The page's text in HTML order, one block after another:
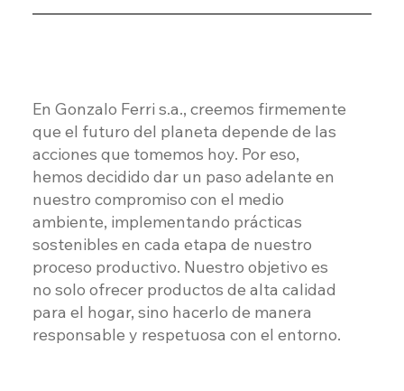
En Gonzalo Ferri s.a., creemos firmemente
que el futuro del planeta depende de las
acciones que tomemos hoy. Por eso,
hemos decidido dar un paso adelante en
nuestro compromiso con el medio
ambiente, implementando prácticas
sostenibles en cada etapa de nuestro
proceso productivo. Nuestro objetivo es
no solo ofrecer productos de alta calidad
para el hogar, sino hacerlo de manera
responsable y respetuosa con el entorno.